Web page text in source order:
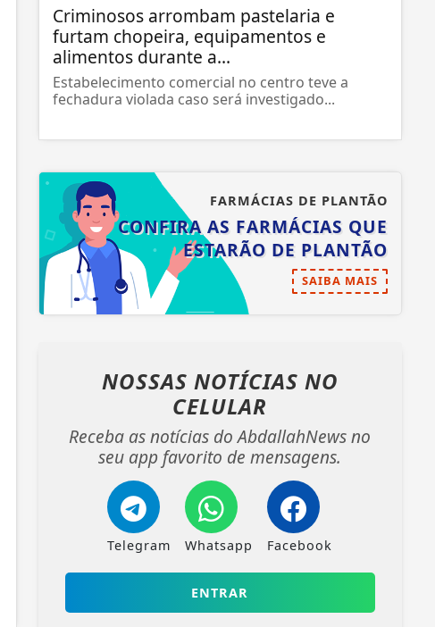
Criminosos arrombam pastelaria e
furtam chopeira, equipamentos e
alimentos durante a...
Estabelecimento comercial no centro teve a
fechadura violada caso será investigado...
FARMÁCIAS DE PLANTÃO
CONFIRA AS FARMÁCIAS QUE
ESTARÃO DE PLANTÃO
SAIBA MAIS
NOSSAS NOTÍCIAS NO
CELULAR
Receba as notícias do AbdallahNews no
seu app favorito de mensagens.
Telegram Whatsapp Facebook
ENTRAR